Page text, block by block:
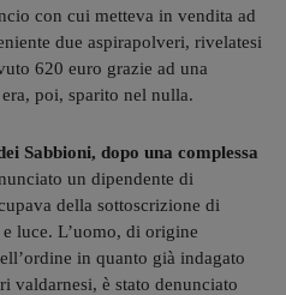
con cui metteva in vendita ad
due aspirapolveri, rivelatesi
620 euro grazie ad una
poi, sparito nel nulla.
Sabbioni, dopo una complessa
un dipendente di
della sottoscrizione di
luce. L’uomo, di origine
in quanto già indagato
valdarnesi, è stato denunciato